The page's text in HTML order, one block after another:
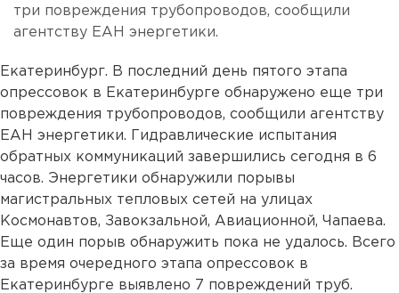
три повреждения трубопроводов, сообщили
агентству ЕАН энергетики.
Екатеринбург. В последний день пятого этапа
опрессовок в Екатеринбурге обнаружено еще три
повреждения трубопроводов, сообщили агентству
ЕАН энергетики. Гидравлические испытания
обратных коммуникаций завершились сегодня в 6
часов. Энергетики обнаружили порывы
магистральных тепловых сетей на улицах
Космонавтов, Завокзальной, Авиационной, Чапаева.
Еще один порыв обнаружить пока не удалось. Всего
за время очередного этапа опрессовок в
Екатеринбурге выявлено 7 повреждений труб.